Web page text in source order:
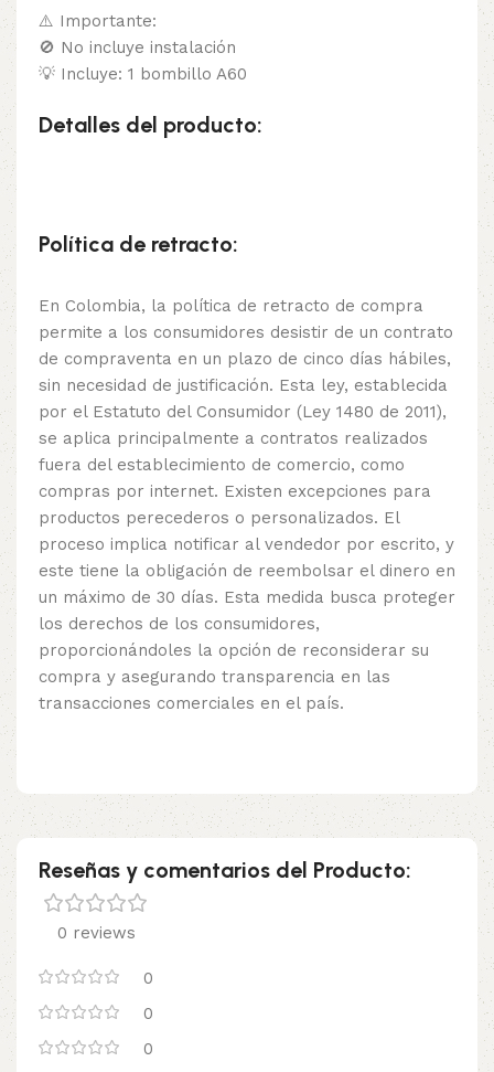
⚠️ Importante:
🚫 No incluye instalación
💡 Incluye: 1 bombillo A60
Detalles del producto:
Política de retracto:
En Colombia, la política de retracto de compra
permite a los consumidores desistir de un contrato
de compraventa en un plazo de cinco días hábiles,
sin necesidad de justificación. Esta ley, establecida
por el Estatuto del Consumidor (Ley 1480 de 2011),
se aplica principalmente a contratos realizados
fuera del establecimiento de comercio, como
compras por internet. Existen excepciones para
productos perecederos o personalizados. El
proceso implica notificar al vendedor por escrito, y
este tiene la obligación de reembolsar el dinero en
un máximo de 30 días. Esta medida busca proteger
los derechos de los consumidores,
proporcionándoles la opción de reconsiderar su
compra y asegurando transparencia en las
transacciones comerciales en el país.
Reseñas y comentarios del Producto:
0 reviews
0
0
0